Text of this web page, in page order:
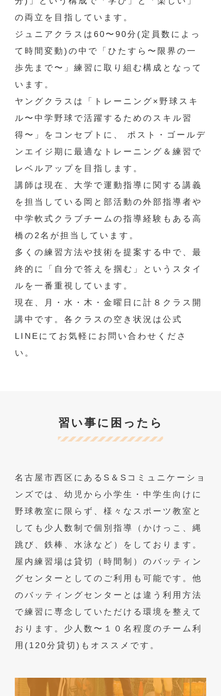
の両立を目指しています。
ジュニアクラスは60〜90分(定員数によっ
て時間変動)の中で「ひたすら〜限界の一
歩先まで〜」練習に取り組む構成となって
います。
ヤングクラスは「トレーニング×野球スキ
ル〜中学野球で活躍するためのスキル習
得〜」をコンセプトに、 ポスト・ゴールデ
ンエイジ期に最適なトレーニング＆練習で
レベルアップを目指します。
講師は現在、大学で運動指導に関する講義
を担当している岡と部活動の外部指導者や
中学軟式クラブチームの指導経験もある高
橋の2名が担当しています。
多くの練習方法や技術を提案する中で、最
終的に「自分で答えを掴む」というスタイ
ルを一番重視しています。
現在、月・水・木・金曜日に計８クラス開
講中です。各クラスの空き状況は公式
LINEにてお気軽にお問い合わせくださ
い。
習い事に困ったら
名古屋市西区にあるS＆Sコミュニケーショ
ンズでは、幼児から小学生・中学生向けに
野球教室に限らず、様々なスポーツ教室と
しても少人数制で個別指導（かけっこ、縄
跳び、鉄棒、水泳など）をしております。
屋内練習場は貸切（時間制）のバッティン
グセンターとしてのご利用も可能です。他
のバッティングセンターとは違う利用方法
で練習に専念していただける環境を整えて
おります。少人数〜１０名程度のチーム利
用(120分貸切)もオススメです。